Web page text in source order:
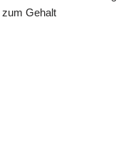
Gehalt